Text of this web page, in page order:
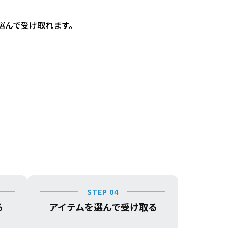
で受け取れます。
STEP 04
アイテムを選んで受け取る